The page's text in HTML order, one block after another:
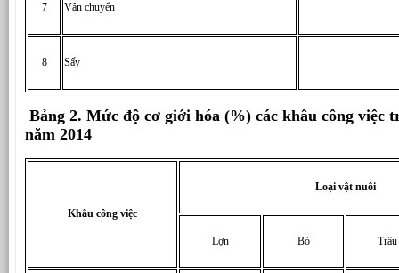
7 Vận chuyển
8 Sấy
Bảng 2. Mức độ cơ giới hóa (%) các khâu công việc
năm 2014
Khâu công việc
Loại vật nuôi
Lợn Bò Trâu